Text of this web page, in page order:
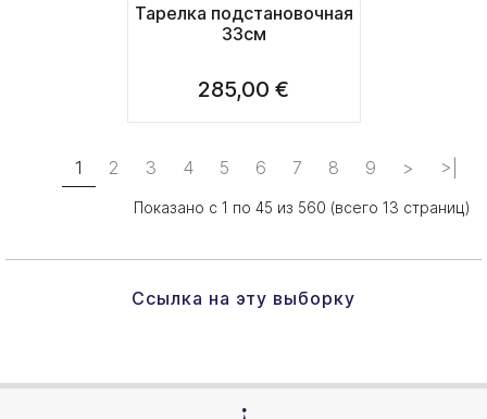
Тарелка подстановочная
33см
285,00 €
1 2 3 4 5 6 7 8 9 > >|
Показано с 1 по 45 из 560 (всего 13 страниц)
Ссылка на эту выборку